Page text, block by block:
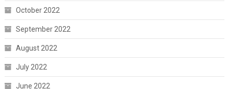
October 2022
September 2022
August 2022
July 2022
June 2022